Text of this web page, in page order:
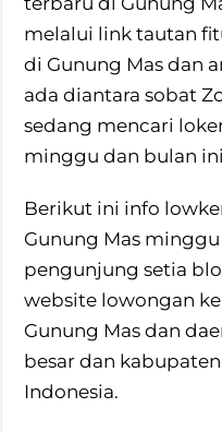
melalui link tautan
di Gunung Mas dan
ada diantara sobat
sedang mencari
minggu dan bulan
Berikut ini info
Gunung Mas
pengunjung setia
website lowongan
Gunung Mas dan
besar dan
Indonesia.